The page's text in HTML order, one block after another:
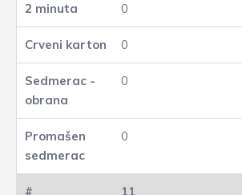
0
0
0
0
11